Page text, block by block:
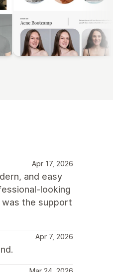
Apr 17, 2026
and easy
looking
the support
Apr 7, 2026